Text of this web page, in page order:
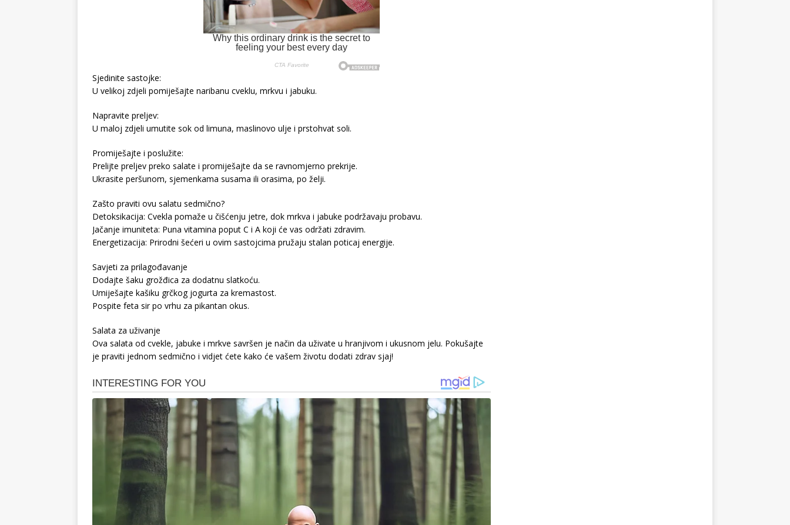
Sjedinite sastojke:
U velikoj zdjeli pomiješajte naribanu cveklu, mrkvu i jabuku.
Napravite preljev:
U maloj zdjeli umutite sok od limuna, maslinovo ulje i prstohvat soli.
Promiješajte i poslužite:
Prelijte preljev preko salate i promiješajte da se ravnomjerno prekrije.
Ukrasite peršunom, sjemenkama susama ili orasima, po želji.
Zašto praviti ovu salatu sedmično?
Detoksikacija: Cvekla pomaže u čišćenju jetre, dok mrkva i jabuke podržavaju probavu.
Jačanje imuniteta: Puna vitamina poput C i A koji će vas održati zdravim.
Energetizacija: Prirodni šećeri u ovim sastojcima pružaju stalan poticaj energije.
Savjeti za prilagođavanje
Dodajte šaku grožđica za dodatnu slatkoću.
Umiješajte kašiku grčkog jogurta za kremastost.
Pospite feta sir po vrhu za pikantan okus.
Salata za uživanje
Ova salata od cvekle, jabuke i mrkve savršen je način da uživate u hranjivom i ukusnom jelu. Pokušajte
je praviti jednom sedmično i vidjet ćete kako će vašem životu dodati zdrav sjaj!